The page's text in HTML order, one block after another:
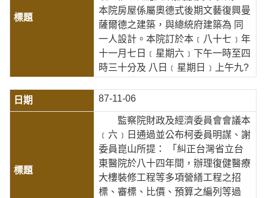
本院房屋係屬奧德式後期文藝復興曼
薩爾德之建築，與總統府建築為 同
一人設計。本院訂於本﹝八十七﹞年
十一月七日﹝星期六﹞下午一時至四
時三十分及 八日﹝星期日﹞上午九?
87-11-06
監察院財政及經濟委員會會議本
﹝六﹞日通過並公布柯委員明謀、謝
委員崑山所提： 「糾正台灣省立台
東醫院於八十四年間，辦理復健醫療
大樓裝修工程等多項營繕工程之招
標、審標、比價、預算之編列等過